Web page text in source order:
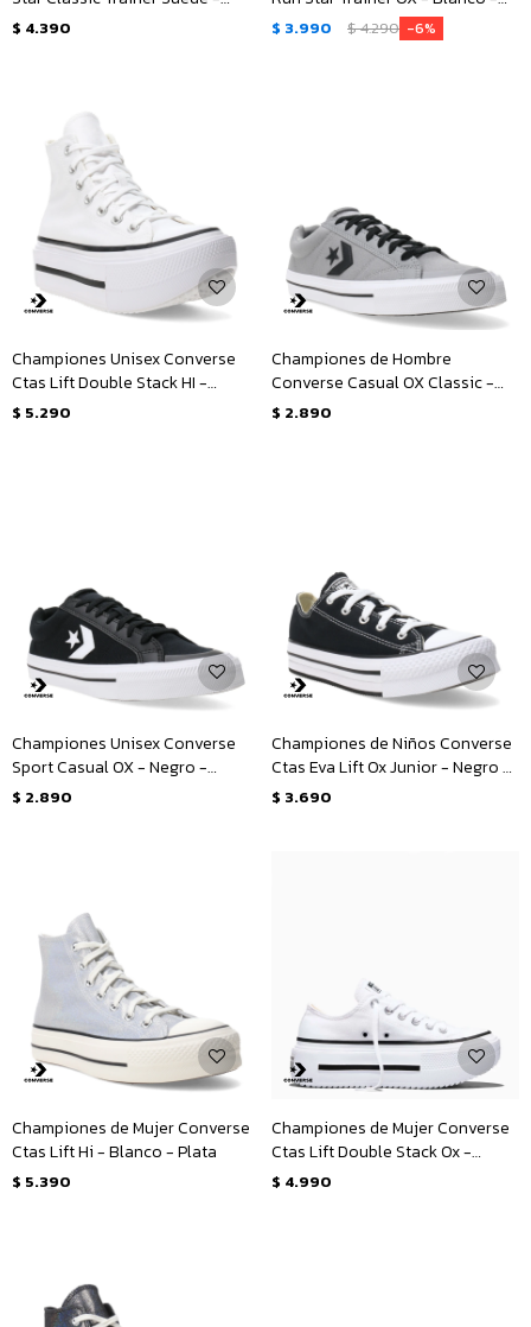
Negro
$ 4.390
Negro
$ 3.990 $4.290 6
Championes Unisex Converse
Ctas Lift Double Stack HI -
Blanco - Negro
$ 5.290
Championes de Hombre
Converse Casual OX Classic -
Gris - Negro - Blanco
$ 2.890
Championes Unisex Converse
Sport Casual OX - Negro -
Blanco
$ 2.890
Championes de Niños Converse
Ctas Eva Lift Ox Junior - Negro -
Blanco
$ 3.690
Championes de Mujer Converse
Ctas Lift Hi - Blanco - Plata
$ 5.390
Championes de Mujer Converse
Ctas Lift Double Stack Ox -
Blanco - Negro
$ 4.990